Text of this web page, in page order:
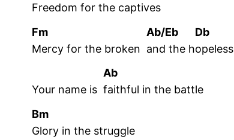
Freedom for the captives
Fm
Mercy for the broken
Ab/Eb
and the h
Db
opeless
Your name is
Ab
faithful in the battle
Bm
Glory in the struggle